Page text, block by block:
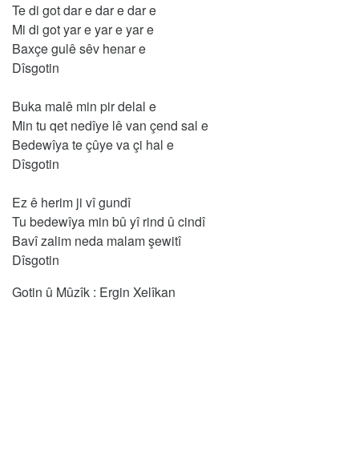
Te di got dar e dar e dar e
Mi di got yar e yar e yar e
Baxçe gulê sêv henar e
Dîsgotin
Buka malê min pir delal e
Min tu qet nedîye lê van çend sal e
Bedewîya te çûye va çi hal e
Dîsgotin
Ez ê herim ji vî gundî
Tu bedewîya min bû yî rind û cindî
Bavî zalim neda malam şewitî
Dîsgotin
Gotin û Mûzîk : Ergin Xelîkan